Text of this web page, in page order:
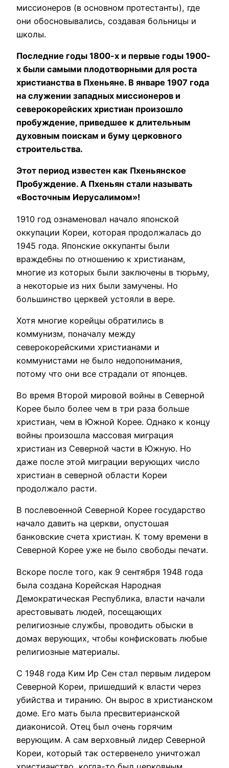
миссионеров (в основном протестанты), где
они обосновывались, создавая больницы и
школы.
Последние годы 1800-х и первые годы 1900-
х были самыми плодотворными для роста
христианства в Пхеньяне. В январе 1907 года
на служении западных миссионеров и
северокорейских христиан произошло
пробуждение, приведшее к длительным
духовным поискам и буму церковного
строительства.
Этот период известен как Пхеньянское
Пробуждение. А Пхеньян стали называть
«Восточным Иерусалимом»!
1910 год ознаменовал начало японской
оккупации Кореи, которая продолжалась до
1945 года. Японские оккупанты были
враждебны по отношению к христианам,
многие из которых были заключены в тюрьму,
а некоторые из них были замучены. Но
большинство церквей устояли в вере.
Хотя многие корейцы обратились в
коммунизм, поначалу между
северокорейскими христианами и
коммунистами не было недопонимания,
потому что они все страдали от японцев.
Во время Второй мировой войны в Северной
Корее было более чем в три раза больше
христиан, чем в Южной Корее. Однако к концу
войны произошла массовая миграция
христиан из Северной части в Южную. Но
даже после этой миграции верующих число
христиан в северной области Кореи
продолжало расти.
В послевоенной Северной Корее государство
начало давить на церкви, опустошая
банковские счета христиан. К тому времени в
Северной Корее уже не было свободы печати.
Вскоре после того, как 9 сентября 1948 года
была создана Корейская Народная
Демократическая Республика, власти начали
арестовывать людей, посещающих
религиозные службы, проводить обыски в
домах верующих, чтобы конфисковать любые
религиозные материалы.
С 1948 года Ким Ир Сен стал первым лидером
Северной Кореи, пришедший к власти через
убийства и тиранию. Он вырос в христианском
доме. Его мать была пресвитерианской
диаконисой. Отец был очень горячим
верующим. А сам верховный лидер Северной
Кореи, который так остервенело уничтожал